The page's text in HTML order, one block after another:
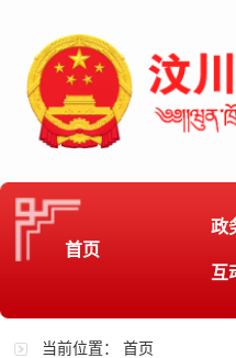
首页
政
互
当前位置：首页